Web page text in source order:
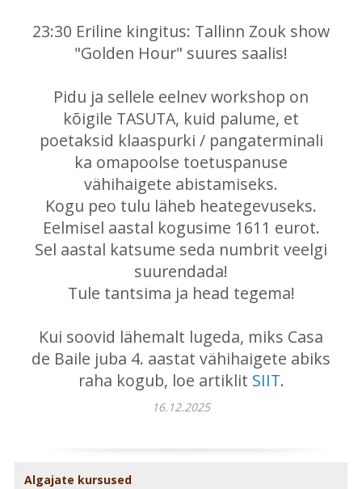
23:30 Eriline kingitus: Tallinn Zouk show
"Golden Hour" suures saalis!
Pidu ja sellele eelnev workshop on
kõigile TASUTA, kuid palume, et
poetaksid klaaspurki / pangaterminali
ka omapoolse toetuspanuse
vähihaigete abistamiseks.
Kogu peo tulu läheb heategevuseks.
Eelmisel aastal kogusime 1611 eurot.
Sel aastal katsume seda numbrit veelgi
suurendada!
Tule tantsima ja head tegema!
Kui soovid lähemalt lugeda, miks Casa
de Baile juba 4. aastat vähihaigete abiks
raha kogub, loe artiklit SIIT.
16.12.2025
Algajate kursused